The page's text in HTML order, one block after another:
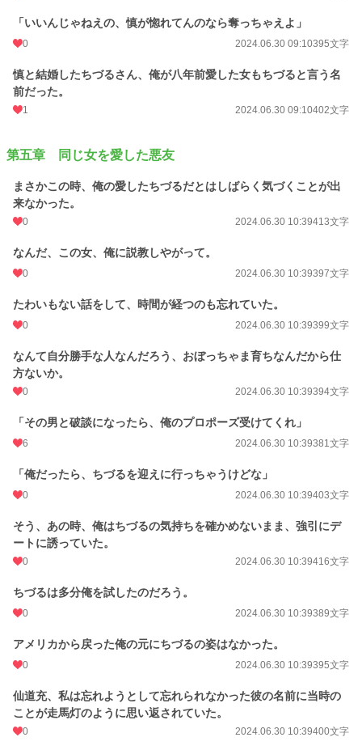
「いいんじゃねえの、慎が惚れてんのなら奪っちゃえよ」
0 2024.06.30 09:10395文字
慎と結婚したちづるさん、俺が八年前愛した女もちづると言う名
前だった。
1 2024.06.30 09:10402文字
第五章 同じ女を愛した悪友
まさかこの時、俺の愛したちづるだとはしばらく気づくことが出
来なかった。
0 2024.06.30 10:39413文字
なんだ、この女、俺に説教しやがって。
0 2024.06.30 10:39397文字
たわいもない話をして、時間が経つのも忘れていた。
0 2024.06.30 10:39399文字
なんて自分勝手な人なんだろう、おぼっちゃま育ちなんだから仕
方ないか。
0 2024.06.30 10:39394文字
「その男と破談になったら、俺のプロポーズ受けてくれ」
6 2024.06.30 10:39381文字
「俺だったら、ちづるを迎えに行っちゃうけどな」
0 2024.06.30 10:39403文字
そう、あの時、俺はちづるの気持ちを確かめないまま、強引にデ
ートに誘っていた。
0 2024.06.30 10:39416文字
ちづるは多分俺を試したのだろう。
0 2024.06.30 10:39389文字
アメリカから戻った俺の元にちづるの姿はなかった。
0 2024.06.30 10:39395文字
仙道充、私は忘れようとして忘れられなかった彼の名前に当時の
ことが走馬灯のように思い返されていた。
0 2024.06.30 10:39400文字